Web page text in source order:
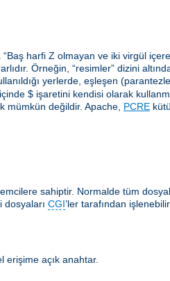
harfi Z olmayan ve iki virgül
Örneğin, “resimler” dizini
yerlerde, eşleşen
$ işaretini kendisi olarak
mümkün değildir. Apache, PCRE
sahiptir. Normalde tüm
dosyaları CGI’ler tarafından
erişime açık anahtar.